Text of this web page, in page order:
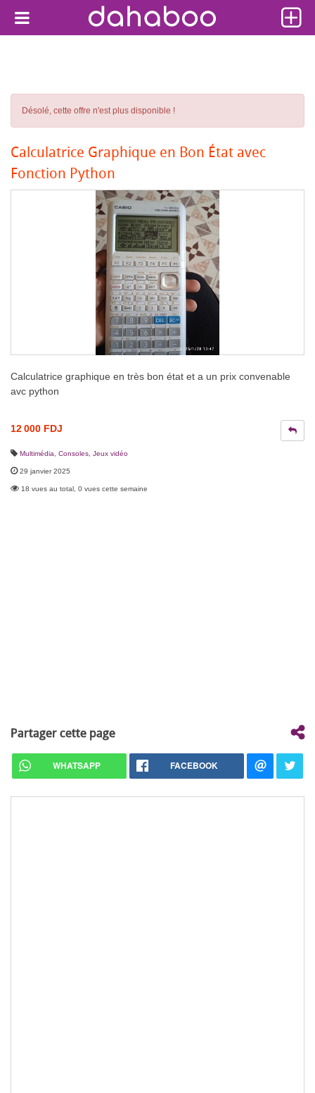
Désolé, cette offre n'est plus disponible !
Calculatrice Graphique en Bon État avec
Fonction Python
Calculatrice graphique en très bon état et a un prix convenable
avc python
12 000 FDJ
Multimédia Consoles, Jeux vidéo
29 janvier 2025
18 vues au total, 0 vues cette semaine
Partager cette page
WHATSAPP FACEBOOK